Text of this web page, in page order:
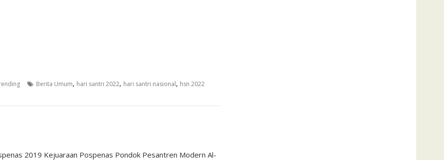
Berita Umum, hari santri 2022, hari santri nasional, hsn 2022
2019 Kejuaraan Pospenas Pondok Pesantren Modern Al-